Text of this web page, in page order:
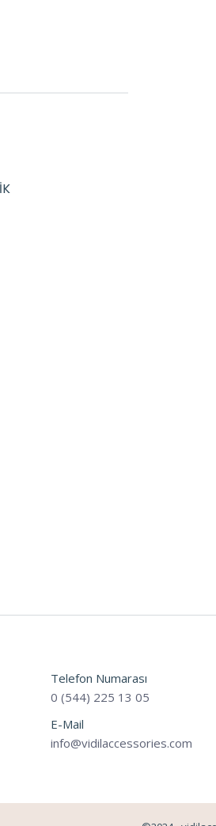
Telefon Numarası
0 (544) 225 13 05
E-Mail
info@vidilaccessories.com